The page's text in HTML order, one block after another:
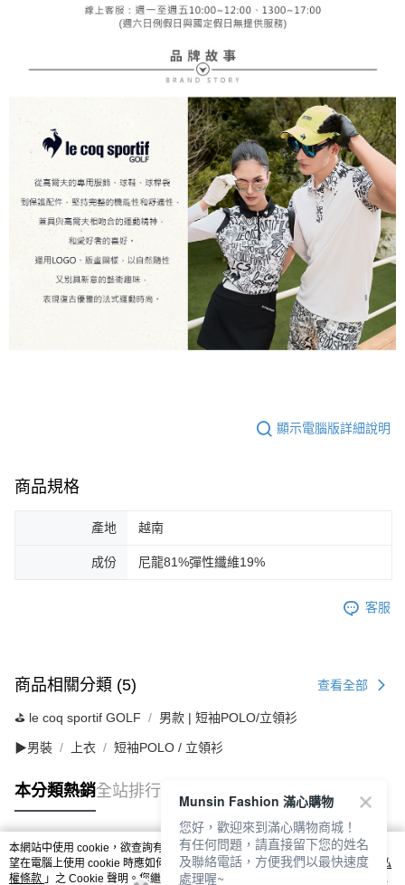
顯示電腦版詳細說明
商品規格
產地 越南
成份 尼龍81%彈性纖維19%
客服
商品相關分類 (5) 查看全部
⛳️ le coq sportif GOLF 男款 | 短袖POLO/立領衫
▶男裝 上衣 短袖POLO / 立領衫
本分類熱銷全站排行
熱門標籤
本網站中使用 cookie，欲查詢有關本網站使用 cookie 方式之詳情，及若您不希
望在電腦上使用 cookie 時應如何變更電腦的 cookie 設定，請參閱本網站「
隱私
權條款 」之 Cookie 聲明。您繼續使用本網站即表示您同意本公司得按本網站使
Munsin Fashion 滿心購物
您好，歡迎來到滿心購物商城！
有任何問題，請直接留下您的姓名
及聯絡電話，方便我們以最快速度
處理喔~